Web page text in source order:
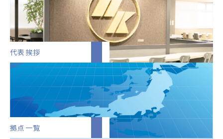
代表挨拶
拠点一覧